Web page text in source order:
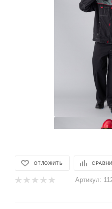
ОТЛОЖИТЬ
Артикул: